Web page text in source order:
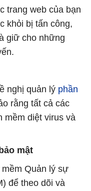
trang web của bạn
khỏi bị tấn công,
giữ cho những
nghị quản lý phần
rằng tất cả các
mềm diệt virus và
mật
Quản lý sự
để theo dõi và